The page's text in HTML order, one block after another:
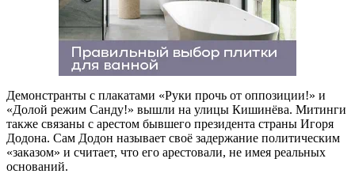
Демонстранты с плакатами «Руки прочь от оппозиции!» и
«Долой режим Санду!» вышли на улицы Кишинёва. Митинги
также связаны с арестом бывшего президента страны Игоря
Додона. Сам Додон называет своё задержание политическим
«заказом» и считает, что его арестовали, не имея реальных
оснований.